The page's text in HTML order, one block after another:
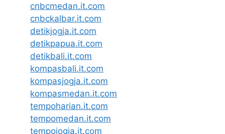
cnbcmedan.it.com
cnbckalbar.it.com
detikjogja.it.com
detikpapua.it.com
detikbali.it.com
kompasbali.it.com
kompasjogja.it.com
kompasmedan.it.com
tempoharian.it.com
tempomedan.it.com
tempojogja.it.com